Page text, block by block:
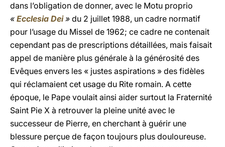
dans l’obligation de donner, avec le Motu proprio
« Ecclesia Dei» du 2 juillet 1988, un cadre normatif
pour l’usage du Missel de 1962; ce cadre ne contenait
cependant pas de prescriptions détaillées, mais faisait
appel de manière plus générale à la générosité des
Evêques envers les « justes aspirations » des fidèles
qui réclamaient cet usage du Rite romain. A cette
époque, le Pape voulait ainsi aider surtout la Fraternité
Saint Pie X à retrouver la pleine unité avec le
successeur de Pierre, en cherchant à guérir une
blessure perçue de façon toujours plus douloureuse.